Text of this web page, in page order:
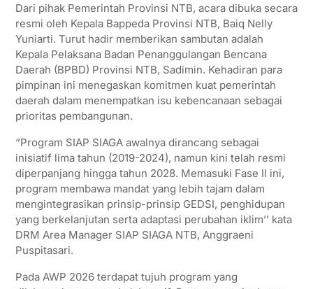
Dari pihak Pemerintah Provinsi NTB, acara dibuka secara
resmi oleh Kepala Bappeda Provinsi NTB, Baiq Nelly
Yuniarti. Turut hadir memberikan sambutan adalah
Kepala Pelaksana Badan Penanggulangan Bencana
Daerah (BPBD) Provinsi NTB, Sadimin. Kehadiran para
pimpinan ini menegaskan komitmen kuat pemerintah
daerah dalam menempatkan isu kebencanaan sebagai
prioritas pembangunan.
“Program SIAP SIAGA awalnya dirancang sebagai
inisiatif lima tahun (2019-2024), namun kini telah resmi
diperpanjang hingga tahun 2028. Memasuki Fase II ini,
program membawa mandat yang lebih tajam dalam
mengintegrasikan prinsip-prinsip GEDSI, penghidupan
yang berkelanjutan serta adaptasi perubahan iklim’’ kata
DRM Area Manager SIAP SIAGA NTB, Anggraeni
Puspitasari.
Pada AWP 2026 terdapat tujuh program yang